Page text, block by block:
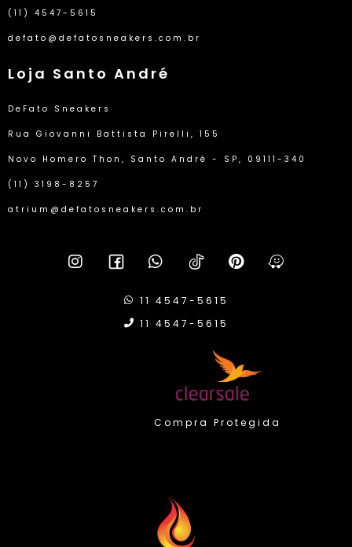
(11) 4547-5615
defato@defatosneakers.com.br
Loja Santo André
DeFato Sneakers
Rua Giovanni Battista Pirelli, 155
Novo Homero Thon, Santo André - SP, 09111-340
(11) 3198-8257
atrium@defatosneakers.com.br
11 4547-5615
11 4547-5615
Compra Protegida